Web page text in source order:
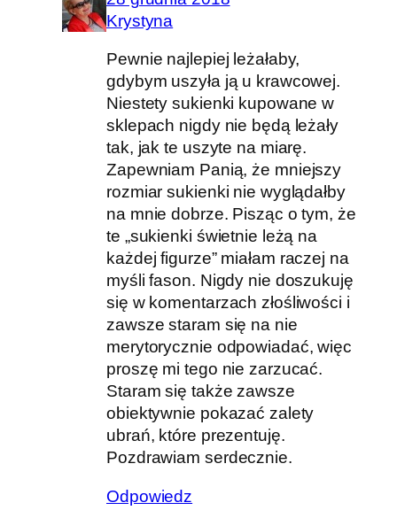
Krystyna
Pewnie najlepiej leżałaby,
gdybym uszyła ją u krawcowej.
Niestety sukienki kupowane w
sklepach nigdy nie będą leżały
tak, jak te uszyte na miarę.
Zapewniam Panią, że mniejszy
rozmiar sukienki nie wyglądałby
na mnie dobrze. Pisząc o tym, że
te „sukienki świetnie leżą na
każdej figurze” miałam raczej na
myśli fason. Nigdy nie doszukuję
się w komentarzach złośliwości i
zawsze staram się na nie
merytorycznie odpowiadać, więc
proszę mi tego nie zarzucać.
Staram się także zawsze
obiektywnie pokazać zalety
ubrań, które prezentuję.
Pozdrawiam serdecznie.
Odpowiedz